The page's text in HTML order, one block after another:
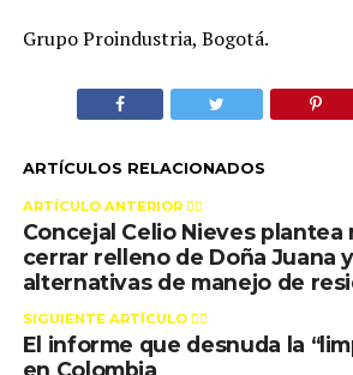
Grupo Proindustria, Bogotá.
ARTÍCULOS RELACIONADOS
ARTÍCULO ANTERIOR 👉🏻
Concejal Celio Nieves plantea
cerrar relleno de Doña Juana
alternativas de manejo de
SIGUIENTE ARTÍCULO 👈🏻
El informe que desnuda la
en Colombia